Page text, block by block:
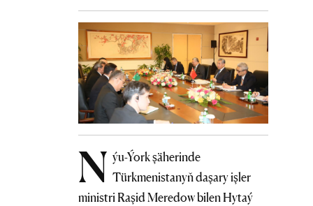
N ýu-Ýork şäherinde
Türkmenistanyň daşary işler
ministri Raşid Meredow bilen Hytaý